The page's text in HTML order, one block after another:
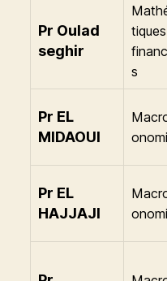
Pr Oulad
seghir
tiques
s
Pr EL
MIDAOUI
Pr EL
HAJJAJI